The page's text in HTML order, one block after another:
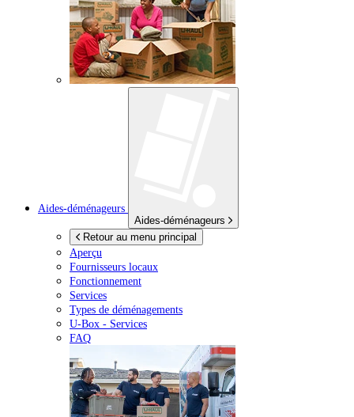
Aides-déménageurs
Aides-déménageurs
Retour au menu principal
Aperçu
Fournisseurs locaux
Fonctionnement
Services
Types de déménagements
U-Box - Services
FAQ